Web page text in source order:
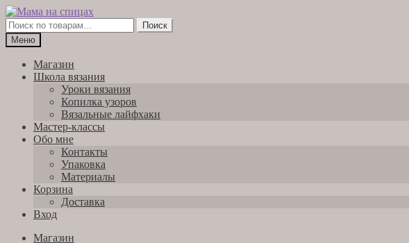
Перейти
к
навигации
Перейти
к
содержимому
Искать:
Поиск
Меню
Магазин
Школа вязания
Уроки вязания
Копилка узоров
Вязальные лайфхаки
Мастер-классы
Обо мне
Контакты
Упаковка
Материалы
Корзина
Доставка
Вход
Магазин